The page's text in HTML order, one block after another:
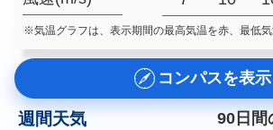
※気温グラフは、表示期間の最高気温を赤、最低気
コンパスを表示
週間天気
90日間